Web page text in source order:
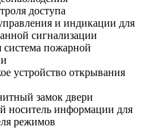
доступа
и индикации для
сигнализации
система пожарной
устройство открывания
замок двери
носитель информации для
режимов